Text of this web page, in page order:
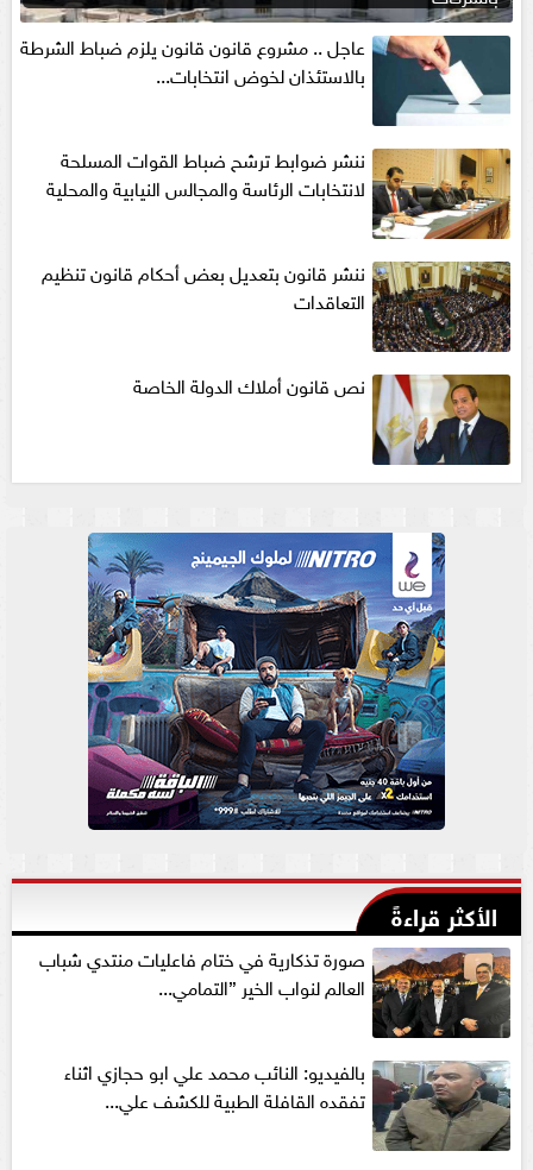
عاجل .. مشروع قانون قانون يلزم ضباط الشرطة
بالاستئذان لخوض انتخابات...
ننشر ضوابط ترشح ضباط القوات المسلحة
لانتخابات الرئاسة والمجالس النيابية والمحلية‎
ننشر قانون بتعديل بعض أحكام قانون تنظيم
التعاقدات
نص قانون أملاك الدولة الخاصة
الأكثر قراءةً
صورة تذكارية في ختام فاعليات منتدي شباب
العالم لنواب الخير ”التمامي...
بالفيديو: النائب محمد علي ابو حجازي اثناء
تفقده القافلة الطبية للكشف علي...